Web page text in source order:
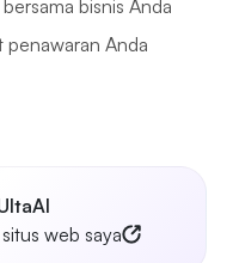
bisnis Anda
penawaran Anda
web saya